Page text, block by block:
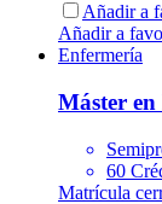
Añadir a
Añadir a
Enfermería
Máster
60
Matrícula